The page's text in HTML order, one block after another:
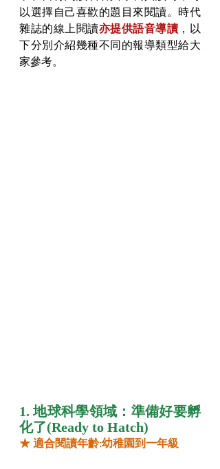
以選擇自己喜歡的題目來閱讀。時代
雜誌的線上閱讀亦提供語音導讀 ，以
下分別介紹幾種不同的報導類型給大
家參考。
1. 地球科學領域：準備好要孵
化了(Ready to Hatch)
★ 適合閱讀年齡:幼稚園到一年級